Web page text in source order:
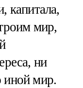
капитала,
мир,
ни
иной мир.